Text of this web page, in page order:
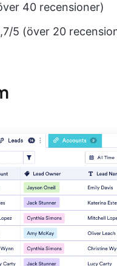
40 recensioner)
5 (över 20